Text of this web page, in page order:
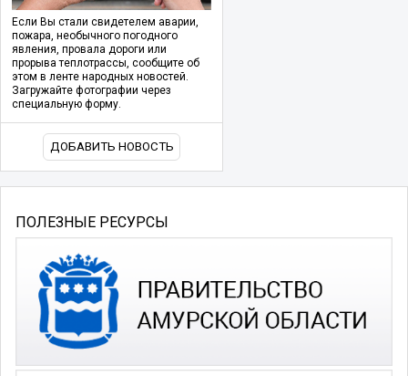
Если Вы стали свидетелем аварии,
пожара, необычного погодного
явления, провала дороги или
прорыва теплотрассы, сообщите об
этом в ленте народных новостей.
Загружайте фотографии через
специальную форму.
ДОБАВИТЬ НОВОСТЬ
ПОЛЕЗНЫЕ РЕСУРСЫ